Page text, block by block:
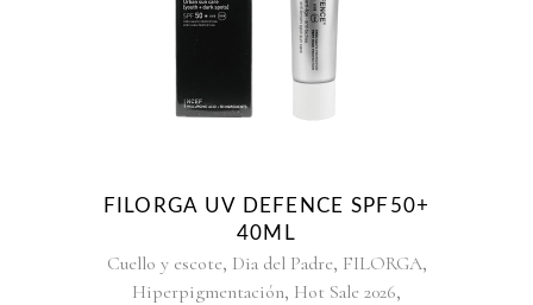
FILORGA UV DEFENCE SPF50+
40ML
Cuello y escote, Dia del Padre, FILORGA,
Hiperpigmentación, Hot Sale 2026,